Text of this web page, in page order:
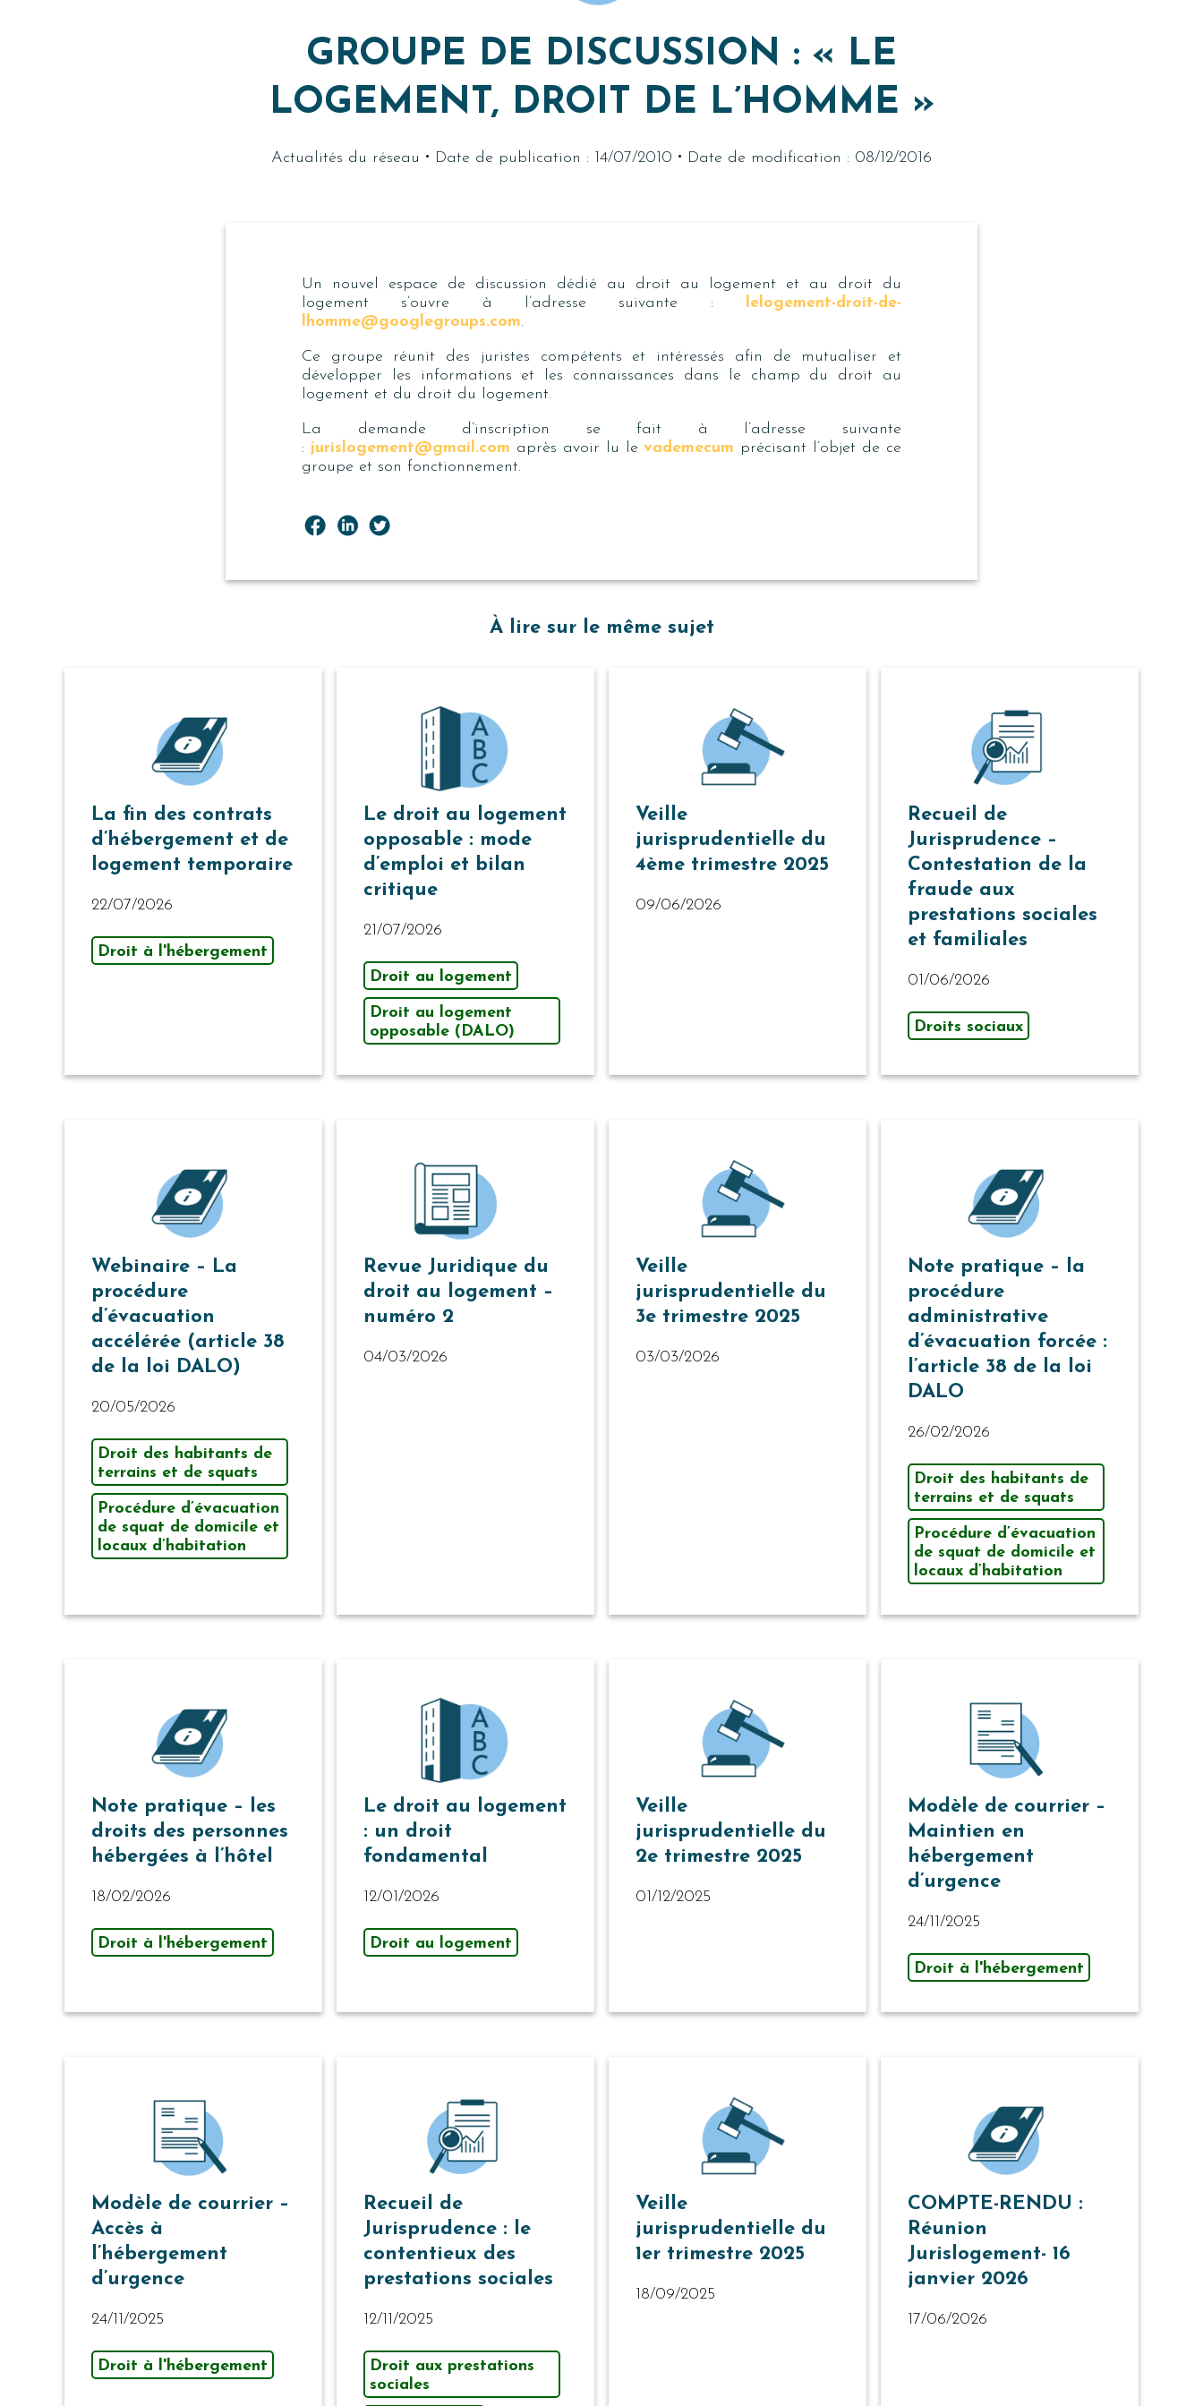
GROUPE DE DISCUSSION : « LE
LOGEMENT, DROIT DE L’HOMME »
Actualités du réseau · Date de publication : 14/07/2010 · Date de modification : 08/12/2016
Un nouvel espace de discussion dédié au droit au logement et au droit du
logement s’ouvre à l’adresse suivante : lelogement-droit-de-
lhomme@googlegroups.com.
Ce groupe réunit des juristes compétents et intéressés afin de mutualiser et
développer les informations et les connaissances dans le champ du droit au
logement et du droit du logement.
La demande d’inscription se fait à l’adresse suivante
: jurislogement@gmail.com après avoir lu levademecum précisant l’objet de ce
groupe et son fonctionnement.
À lire sur le même sujet
La fin des contrats
d’hébergement et de
logement temporaire
22/07/2026
Droit à l'hébergement
Le droit au logement
opposable : mode
d’emploi et bilan
critique
21/07/2026
Droit au logement
Droit au logement
opposable (DALO)
Veille
jurisprudentielle du
4ème trimestre 2025
09/06/2026
Recueil de
Jurisprudence –
Contestation de la
fraude aux
prestations sociales
et familiales
01/06/2026
Droits sociaux
Webinaire – La
procédure
d’évacuation
accélérée (article 38
de la loi DALO)
20/05/2026
Droit des habitants de
terrains et de squats
Procédure d’évacuation
de squat de domicile et
locaux d’habitation
Revue Juridique du
droit au logement –
numéro 2
04/03/2026
Veille
jurisprudentielle du
3e trimestre 2025
03/03/2026
Note pratique – la
procédure
administrative
d’évacuation forcée :
l’article 38 de la loi
DALO
26/02/2026
Droit des habitants de
terrains et de squats
Procédure d’évacuation
de squat de domicile et
locaux d’habitation
Note pratique – les
droits des personnes
hébergées à l’hôtel
18/02/2026
Droit à l'hébergement
Le droit au logement
: un droit
fondamental
12/01/2026
Droit au logement
Veille
jurisprudentielle du
2e trimestre 2025
01/12/2025
Modèle de courrier –
Maintien en
hébergement
d’urgence
24/11/2025
Droit à l'hébergement
Modèle de courrier –
Accès à
l’hébergement
d’urgence
24/11/2025
Droit à l'hébergement
Recueil de
Jurisprudence : le
contentieux des
prestations sociales
12/11/2025
Droit aux prestations
sociales
Veille
jurisprudentielle du
1er trimestre 2025
18/09/2025
COMPTE-RENDU :
Réunion
Jurislogement- 16
janvier 2026
17/06/2026